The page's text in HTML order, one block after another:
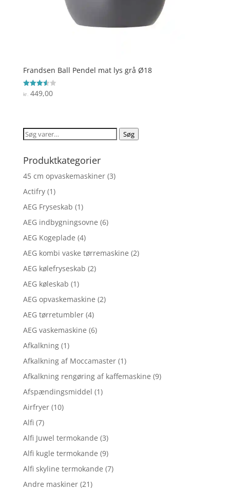
Frandsen Ball Pendel mat lys grå Ø18
Vurderet
3.6
kr.449,00
Søg
Søg
Produktkategorier
45 cm opvaskemaskiner (3)
Actifry (1)
AEG Fryseskab (1)
AEG indbygningsovne (6)
AEG Kogeplade (4)
AEG kombi vaske tørremaskine (2)
AEG kølefryseskab (2)
AEG køleskab (1)
AEG opvaskemaskine (2)
AEG tørretumbler (4)
AEG vaskemaskine (6)
Afkalkning (1)
Afkalkning af Moccamaster (1)
Afkalkning rengøring af kaffemaskine (9)
Afspændingsmiddel (1)
Airfryer (10)
Alfi (7)
Alfi Juwel termokande (3)
Alfi kugle termokande (9)
Alfi skyline termokande (7)
Andre maskiner (21)